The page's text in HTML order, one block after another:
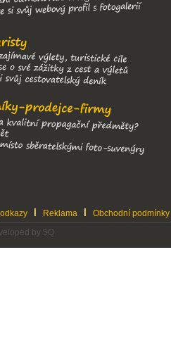
Reklama
Obchodní podmínky
by 5Q